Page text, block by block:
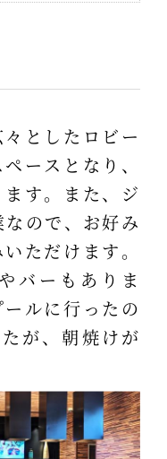
としたロビー
ースとなり、
す。また、ジ
ので、お好み
ただけます。
バーもありま
ルに行ったの
が、朝焼けが